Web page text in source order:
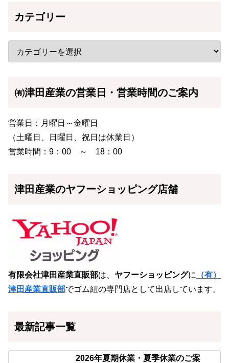
カテゴリー
㈲津田産業の営業日・営業時間のご案内
営業日：月曜日～金曜日
（土曜日、日曜日、祝日は休業日）
営業時間：9：00 ～ 18：00
津田産業のヤフーショッピング店舗
有限会社津田産業直販部は、 ヤフーショッピングに
（有）
津田産業直販部でゴム紐の専門店として出店しています。
最新記事一覧
2026年夏期休業・夏季休業のご案